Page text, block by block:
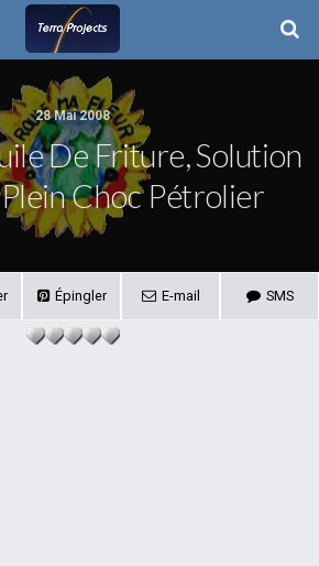
28 Mai 2008
De Friture, Solution
Choc Pétrolier
Épingler E-mail SMS